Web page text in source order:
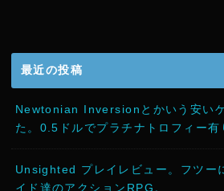
最近の投稿
Newtonian Inversionとかいう安い
た。0.5ドルでプラチナトロフィー
Unsighted プレイレビュー。フツー
イド達のアクションRPG。